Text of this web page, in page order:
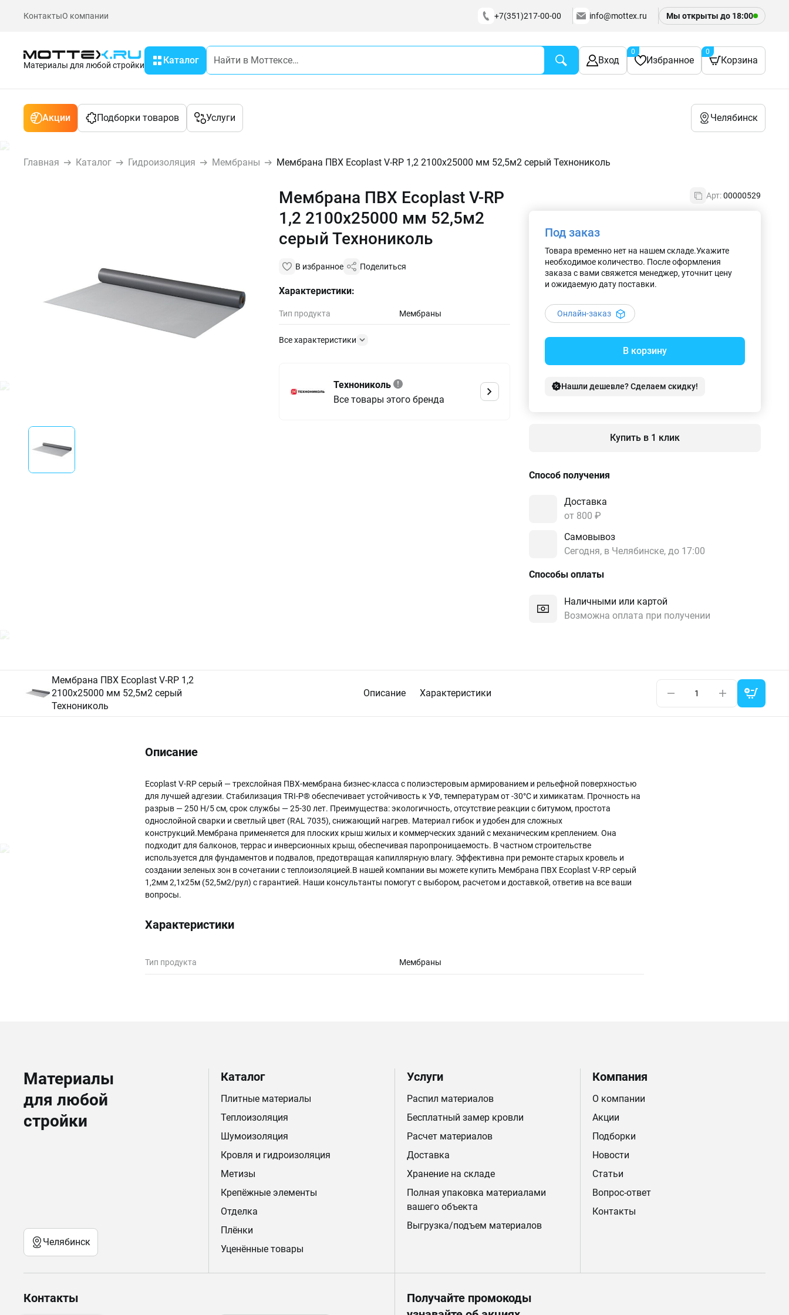
КонтактыО компании +7(351)217-00-00 info@mottex.ru Мы открыты до 18:00
Материалы для любой стройки Каталог Вход Избранное
0
Корзина
0
Акции Подборки товаров Услуги Челябинск
Главная Каталог Гидроизоляция Мембраны Мембрана ПВХ Ecoplast V-RP 1,2 2100х25000 мм 52,5м2 серый Технониколь
Мембрана ПВХ Ecoplast V-RP
1,2 2100х25000 мм 52,5м2
серый Технониколь
В избранное Поделиться
Характеристики:
Тип продукта Мембраны
Все характеристики
Технониколь
Все товары этого бренда
Арт:00000529
Под заказ
Товара временно нет на нашем складе.Укажите
необходимое количество. После оформления
заказа с вами свяжется менеджер, уточнит цену
и ожидаемую дату поставки.
Онлайн-заказ
В корзину
Нашли дешевле? Сделаем скидку!
Купить в 1 клик
Способ получения
Доставка
от 800 ₽
Самовывоз
Сегодня, в Челябинске, до 17:00
Способы оплаты
Наличными или картой
Возможна оплата при получении
Мембрана ПВХ Ecoplast V-RP 1,2
2100х25000 мм 52,5м2 серый
Технониколь
Описание Характеристики
Описание
Ecoplast V-RP серый — трехслойная ПВХ-мембрана бизнес-класса с полиэстеровым армированием и рельефной поверхностью
для лучшей адгезии. Стабилизация TRI-P® обеспечивает устойчивость к УФ, температурам от -30°C и химикатам. Прочность на
разрыв — 250 Н/5 см, срок службы — 25-30 лет. Преимущества: экологичность, отсутствие реакции с битумом, простота
однослойной сварки и светлый цвет (RAL 7035), снижающий нагрев. Материал гибок и удобен для сложных
конструкций.Мембрана применяется для плоских крыш жилых и коммерческих зданий с механическим креплением. Она
подходит для балконов, террас и инверсионных крыш, обеспечивая паропроницаемость. В частном строительстве
используется для фундаментов и подвалов, предотвращая капиллярную влагу. Эффективна при ремонте старых кровель и
создании зеленых зон в сочетании с теплоизоляцией.В нашей компании вы можете купить Мембрана ПВХ Ecoplast V-RP серый
1,2мм 2,1х25м (52,5м2/рул) с гарантией. Наши консультанты помогут с выбором, расчетом и доставкой, ответив на все ваши
вопросы.
Характеристики
Тип продукта Мембраны
Материалы
для любой
стройки
Челябинск
Каталог
Плитные материалы
Теплоизоляция
Шумоизоляция
Кровля и гидроизоляция
Метизы
Крепёжные элементы
Отделка
Плёнки
Уценённые товары
Услуги
Распил материалов
Бесплатный замер кровли
Расчет материалов
Доставка
Хранение на складе
Полная упаковка материалами
вашего объекта
Выгрузка/подъем материалов
Компания
О компании
Акции
Подборки
Новости
Статьи
Вопрос-ответ
Контакты
Контакты
Получайте промокоды